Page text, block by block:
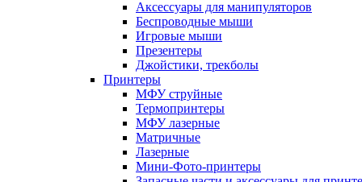
Аксессуары для манипуляторов
Беспроводные мыши
Игровые мыши
Презентеры
Джойстики, трекболы
Принтеры
МФУ струйные
Термопринтеры
МФУ лазерные
Матричные
Лазерные
Мини-Фото-принтеры